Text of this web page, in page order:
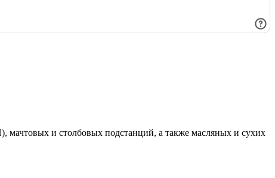
мачтовых и столбовых подстанций, а также масляных и сухих